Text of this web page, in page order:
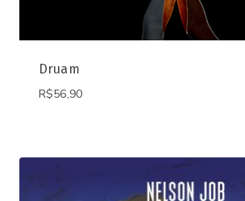
Druam
R$56,90